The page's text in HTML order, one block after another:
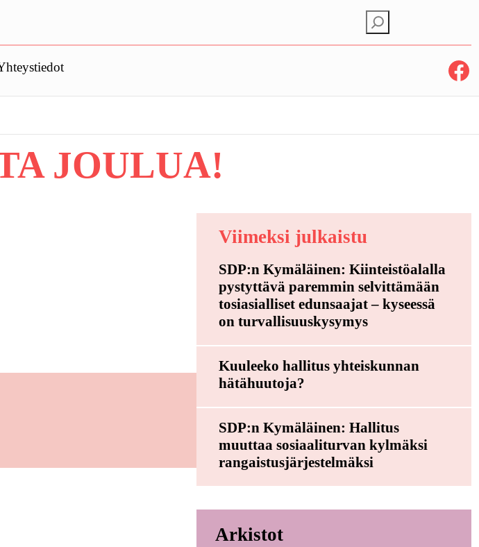
E
t
Facebook
JOULUA!
Viimeksi julkaistu
SDP:n Kymäläinen: Kiinteistöalalla
pystyttävä paremmin selvittämään
tosiasialliset edunsaajat – kyseessä
on turvallisuuskysymys
Kuuleeko hallitus yhteiskunnan
hätähuutoja?
SDP:n Kymäläinen: Hallitus
muuttaa sosiaaliturvan kylmäksi
rangaistusjärjestelmäksi
Arkistot